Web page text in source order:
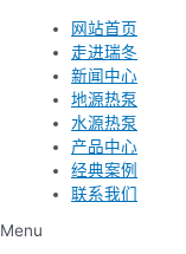
网站首页
走进瑞冬
新闻中心
地源热泵
水源热泵
产品中心
经典案例
联系我们
Menu